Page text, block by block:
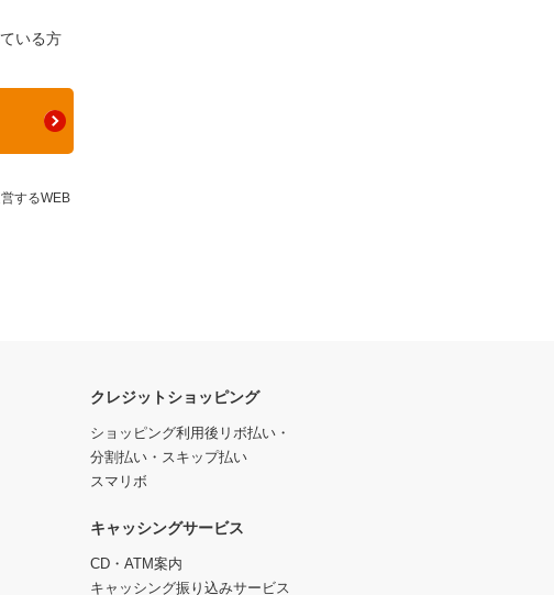
いる方
するWEB
クレジットショッピング
ショッピング利用後リボ払い・
分割払い・スキップ払い
スマリボ
キャッシングサービス
CD・ATM案内
キャッシング振り込みサービス